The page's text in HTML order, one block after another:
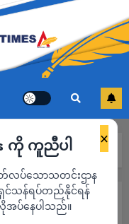
×
ကို ကူညီပါ
ပ်သောသတင်းဌာန
င်သန်ရပ်တည်နိုင်ရန်
ပ်နေပါသည်။